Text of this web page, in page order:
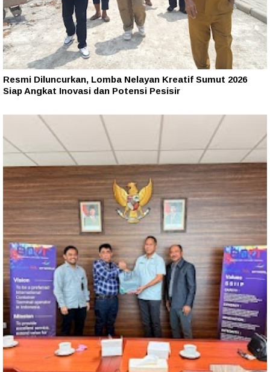
Resmi Diluncurkan, Lomba Nelayan Kreatif Sumut 2026
Siap Angkat Inovasi dan Potensi Pesisir